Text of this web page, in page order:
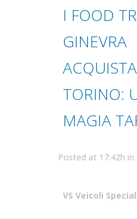
I FOOD
GINEVRA
TORINO:
MAGIA
Posted at 17:42h in
VS Veicoli